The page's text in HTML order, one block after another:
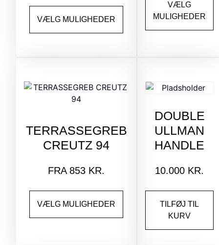
VÆLG MULIGHEDER
VÆLG
MULIGHEDER
TERRASSEGREB
CREUTZ 94
FRA 853 KR.
VÆLG MULIGHEDER
DOUBLE
ULLMAN
HANDLE
10.000 KR.
TILFØJ TIL
KURV